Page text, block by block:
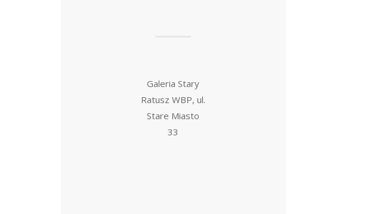
Galeria Stary
Ratusz WBP, ul.
Stare Miasto
33